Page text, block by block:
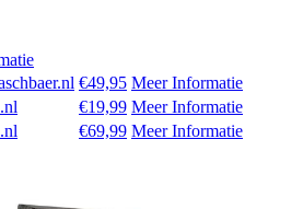
€49,95 Meer Informatie
€19,99 Meer Informatie
€69,99 Meer Informatie